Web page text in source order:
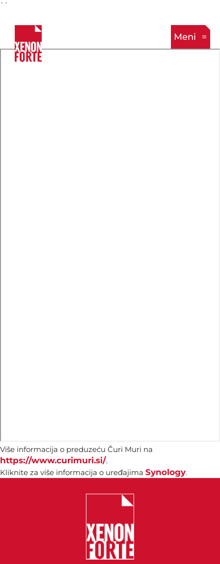
``
Meni
Više informacija o preduzeću Čuri Muri na
https://www.curimuri.si/.
Kliknite za više informacija o uređajima Synology.